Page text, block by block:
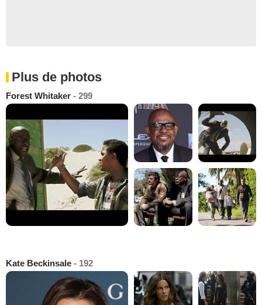
Plus de photos
Forest Whitaker - 299
Kate Beckinsale - 192